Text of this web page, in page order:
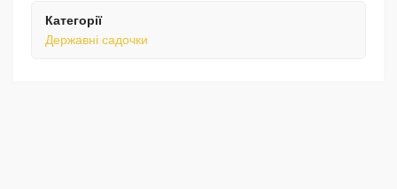
Категорії
Державні садочки